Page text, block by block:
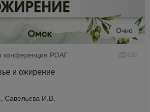
Очно
конференция РОАГ 936
и ожирение
Савельева И.В.